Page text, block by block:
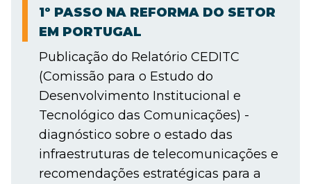
1º PASSO NA REFORMA DO SETOR
EM PORTUGAL
Publicação do Relatório CEDITC
(Comissão para o Estudo do
Desenvolvimento Institucional e
Tecnológico das Comunicações) -
diagnóstico sobre o estado das
infraestruturas de telecomunicações e
recomendações estratégicas para a